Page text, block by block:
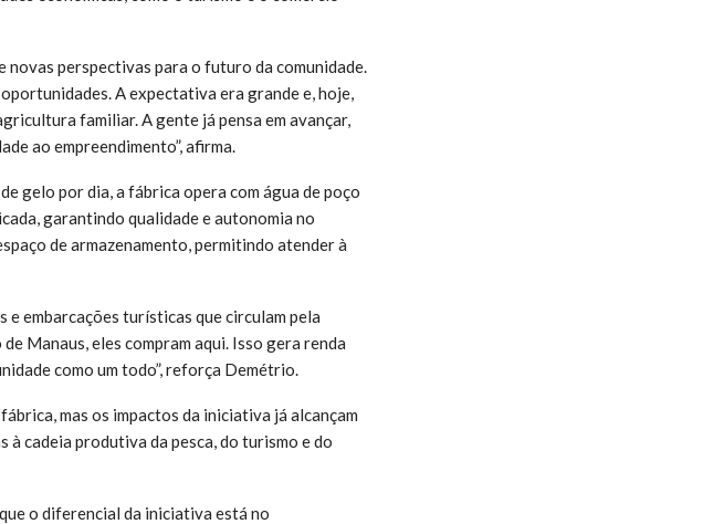
perspectivas para o futuro da comunidade.
A expectativa era grande e, hoje,
familiar. A gente já pensa em avançar,
ao empreendimento”, afirma.
gelo por dia, a fábrica opera com água de poço
garantindo qualidade e autonomia no
de armazenamento, permitindo atender à
embarcações turísticas que circulam pela
Manaus, eles compram aqui. Isso gera renda
como um todo”, reforça Demétrio.
mas os impactos da iniciativa já alcançam
cadeia produtiva da pesca, do turismo e do
o diferencial da iniciativa está no